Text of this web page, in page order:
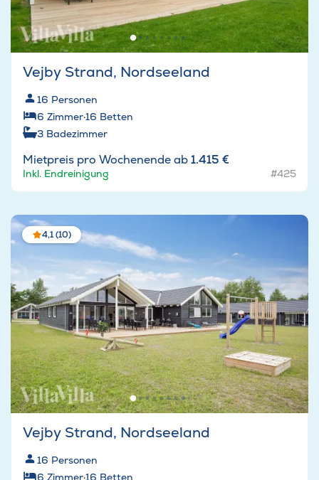
Vejby Strand, Nordseeland
16 Personen
6 Zimmer·16 Betten
3 Badezimmer
Mietpreis pro Wochenende ab1.415 €
Inkl. Endreinigung #425
4,1 (10)
Vejby Strand, Nordseeland
16 Personen
6 Zimmer·16 Betten